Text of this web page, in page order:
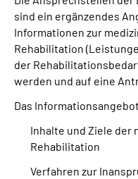
Suche
Language
Inhalte in
Leichte Sprache
sind ein ergänzendes
Informationen zur
Rehabilitation
der
werden und auf eine
Das
Inhalte und Ziele der
Rehabilitation
Verfahren zur